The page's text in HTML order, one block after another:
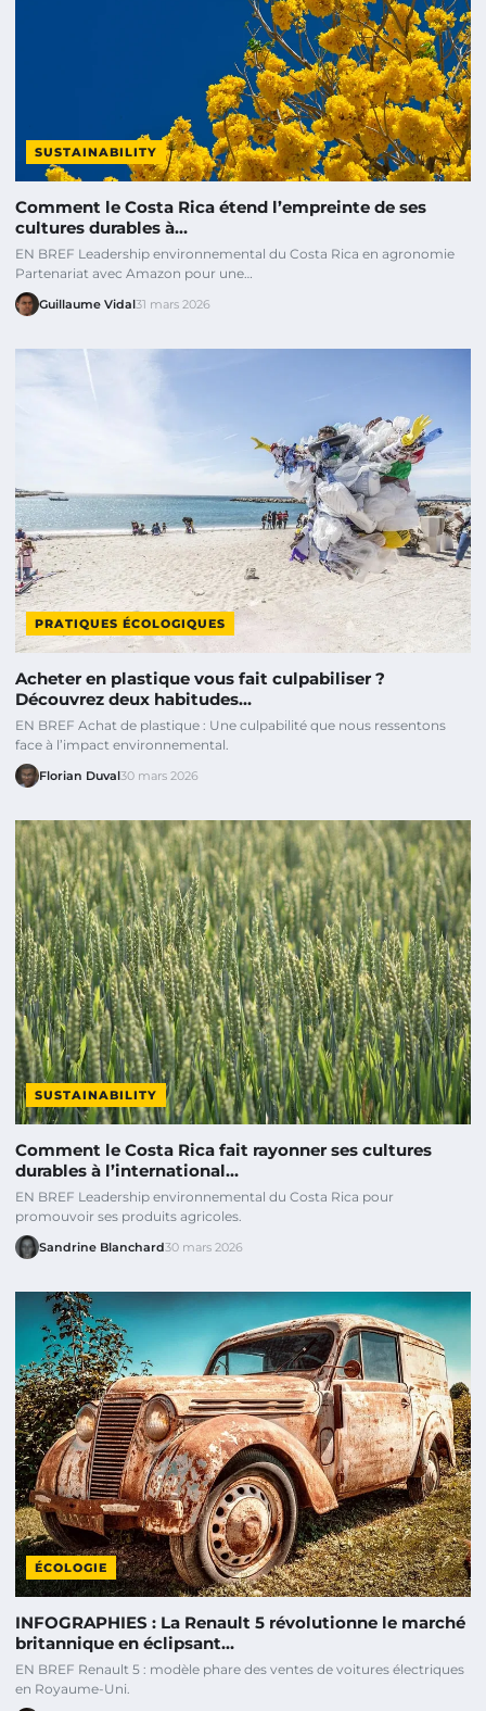
SUSTAINABILITY
Comment le Costa Rica étend l’empreinte de ses
cultures durables à…
EN BREF Leadership environnemental du Costa Rica en agronomie
Partenariat avec Amazon pour une…
Guillaume Vidal31 mars 2026
PRATIQUES ÉCOLOGIQUES
Acheter en plastique vous fait culpabiliser ?
Découvrez deux habitudes…
EN BREF Achat de plastique : Une culpabilité que nous ressentons
face à l’impact environnemental.
Florian Duval30 mars 2026
SUSTAINABILITY
Comment le Costa Rica fait rayonner ses cultures
durables à l’international…
EN BREF Leadership environnemental du Costa Rica pour
promouvoir ses produits agricoles.
Sandrine Blanchard30 mars 2026
ÉCOLOGIE
INFOGRAPHIES : La Renault 5 révolutionne le marché
britannique en éclipsant…
EN BREF Renault 5 : modèle phare des ventes de voitures électriques
en Royaume-Uni.